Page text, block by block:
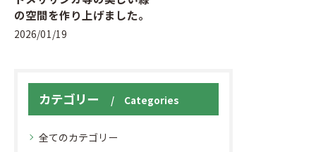
の空間を作り上げました。
2026/01/19
カテゴリー Categories
全てのカテゴリー